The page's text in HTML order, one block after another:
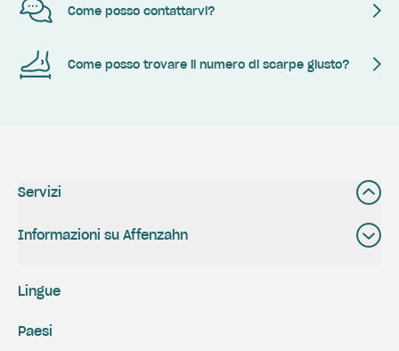
Come posso contattarvi?
Come posso trovare il numero di scarpe giusto?
Servizi
Informazioni su Affenzahn
Lingue
Paesi